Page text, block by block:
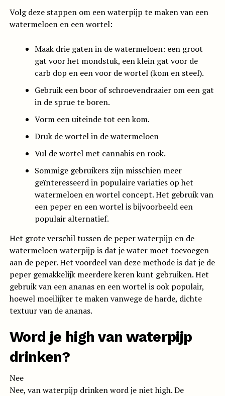
Volg deze stappen om een waterpijp te maken van een
watermeloen en een wortel:
Maak drie gaten in de watermeloen: een groot
gat voor het mondstuk, een klein gat voor de
carb dop en een voor de wortel (kom en steel).
Gebruik een boor of schroevendraaier om een gat
in de sprue te boren.
Vorm een uiteinde tot een kom.
Druk de wortel in de watermeloen
Vul de wortel met cannabis en rook.
Sommige gebruikers zijn misschien meer
geïnteresseerd in populaire variaties op het
watermeloen en wortel concept. Het gebruik van
een peper en een wortel is bijvoorbeeld een
populair alternatief.
Het grote verschil tussen de peper waterpijp en de
watermeloen waterpijp is dat je water moet toevoegen
aan de peper. Het voordeel van deze methode is dat je de
peper gemakkelijk meerdere keren kunt gebruiken. Het
gebruik van een ananas en een wortel is ook populair,
hoewel moeilijker te maken vanwege de harde, dichte
textuur van de ananas.
Word je high van waterpijp
drinken?
Nee
Nee, van waterpijp drinken word je niet high. De